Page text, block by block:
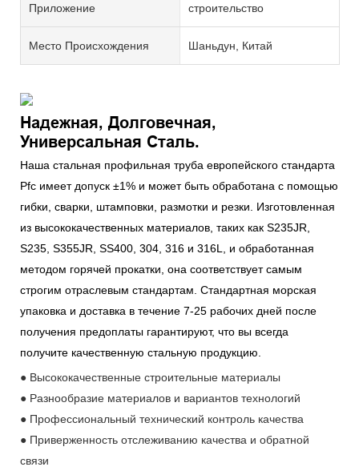
Приложение строительство
Место Происхождения Шаньдун, Китай
Надежная, Долговечная,
Универсальная Сталь.
Наша стальная профильная труба европейского стандарта
Pfc имеет допуск ±1% и может быть обработана с помощью
гибки, сварки, штамповки, размотки и резки. Изготовленная
из высококачественных материалов, таких как S235JR,
S235, S355JR, SS400, 304, 316 и 316L, и обработанная
методом горячей прокатки, она соответствует самым
строгим отраслевым стандартам. Стандартная морская
упаковка и доставка в течение 7-25 рабочих дней после
получения предоплаты гарантируют, что вы всегда
получите качественную стальную продукцию.
● Высококачественные строительные материалы
● Разнообразие материалов и вариантов технологий
● Профессиональный технический контроль качества
● Приверженность отслеживанию качества и обратной
связи